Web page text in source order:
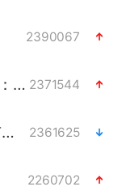
2390067
47岁妈妈突然产女 26岁女儿：很震惊 2371544
以“新”破局 首发经济点亮城市消费活力 2361625
2260702